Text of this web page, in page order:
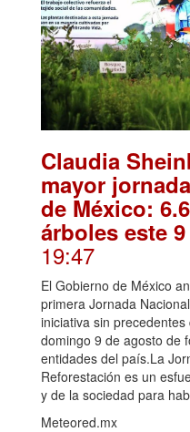
Claudia
mayor
de México:
árboles este
19:47
El Gobierno de México
primera Jornada
iniciativa sin
domingo 9 de agosto de
entidades del país.La
Reforestación es un
y de la sociedad para
Meteored.mx